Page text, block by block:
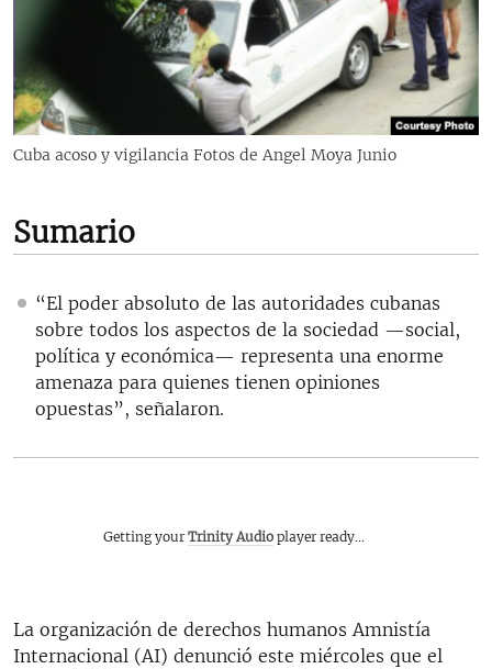
ESPECIALES
LA REALIDAD DE LA VIVIENDA EN CUBA
KENTU-CUBANO
LOS SANTOS DE HIALEAH
DESINFORMACIÓN RUSA EN AMÉRICA LATINA
LA INVASIÓN DE RUSIA A UCRANIA
MULTIMEDIA
EDITORIALES
Cuba acoso y vigilancia Fotos de Angel Moya Junio
Sumario
“El poder absoluto de las autoridades cubanas
sobre todos los aspectos de la sociedad —social,
política y económica— representa una enorme
amenaza para quienes tienen opiniones
opuestas”, señalaron.
Getting yourTrinity Audio player ready...
La organización de derechos humanos Amnistía
Internacional (AI) denunció este miércoles que el